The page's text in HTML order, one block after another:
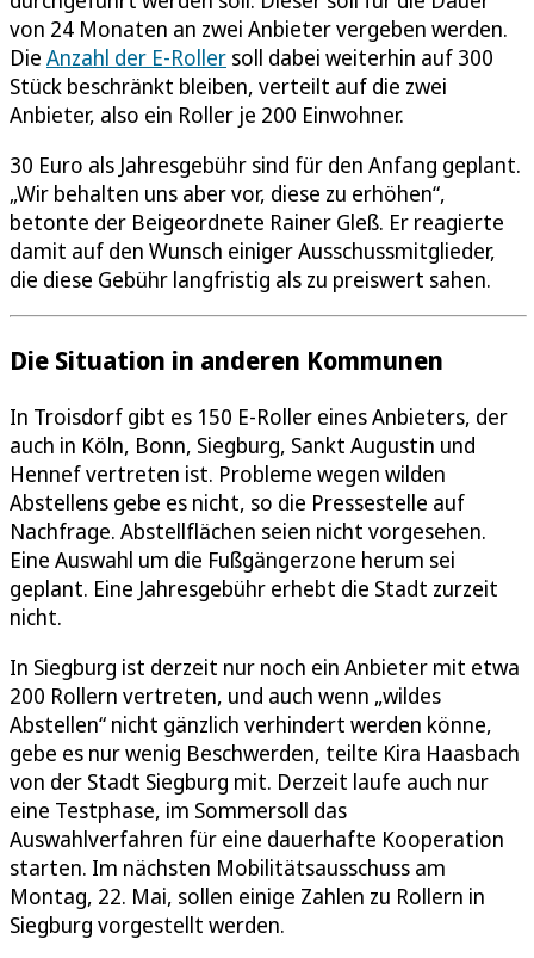
von 24 Monaten an zwei Anbieter vergeben werden.
Die Anzahl der E-Roller soll dabei weiterhin auf 300
Stück beschränkt bleiben, verteilt auf die zwei
Anbieter, also ein Roller je 200 Einwohner.
30 Euro als Jahresgebühr sind für den Anfang geplant.
„Wir behalten uns aber vor, diese zu erhöhen“,
betonte der Beigeordnete Rainer Gleß. Er reagierte
damit auf den Wunsch einiger Ausschussmitglieder,
die diese Gebühr langfristig als zu preiswert sahen.
Die Situation in anderen Kommunen
In Troisdorf gibt es 150 E-Roller eines Anbieters, der
auch in Köln, Bonn, Siegburg, Sankt Augustin und
Hennef vertreten ist. Probleme wegen wilden
Abstellens gebe es nicht, so die Pressestelle auf
Nachfrage. Abstellflächen seien nicht vorgesehen.
Eine Auswahl um die Fußgängerzone herum sei
geplant. Eine Jahresgebühr erhebt die Stadt zurzeit
nicht.
In Siegburg ist derzeit nur noch ein Anbieter mit etwa
200 Rollern vertreten, und auch wenn „wildes
Abstellen“ nicht gänzlich verhindert werden könne,
gebe es nur wenig Beschwerden, teilte Kira Haasbach
von der Stadt Siegburg mit. Derzeit laufe auch nur
eine Testphase, im Sommersoll das
Auswahlverfahren für eine dauerhafte Kooperation
starten. Im nächsten Mobilitätsausschuss am
Montag, 22. Mai, sollen einige Zahlen zu Rollern in
Siegburg vorgestellt werden.